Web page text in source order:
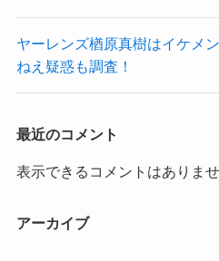
ヤーレンズ楢原真樹はイケメ
ねえ疑惑も調査！
最近のコメント
表示できるコメントはありませ
アーカイブ